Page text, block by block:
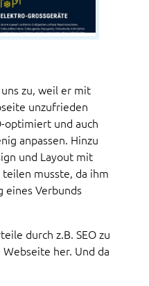
zu, weil er mit
unzufrieden
optimiert und auch
anpassen. Hinzu
und Layout mit
musste, da ihm
eines Verbunds
durch z.B. SEO zu
her. Und da